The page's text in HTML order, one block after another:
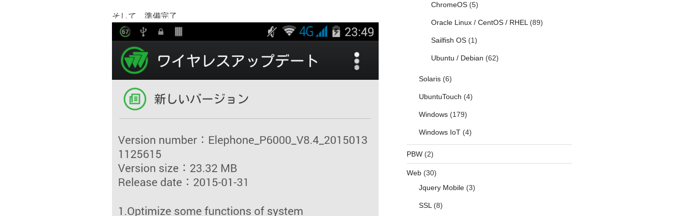
そして、準備完了
ChromeOS(5)
Oracle Linux / CentOS / RHEL(89)
Sailfish OS(1)
Ubuntu / Debian (62)
Solaris(6)
UbuntuTouch (4)
Windows(179)
Windows IoT(4)
PBW(2)
Web(30)
Jquery Mobile(3)
SSL(8)